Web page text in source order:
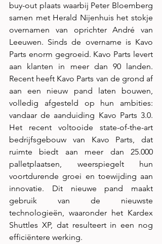
buy-out plaats waarbij Peter Bloemberg
samen met Herald Nijenhuis het stokje
overnamen van oprichter André van
Leeuwen. Sinds de overname is Kavo
Parts enorm gegroeid. Kavo Parts levert
aan klanten in meer dan 90 landen.
Recent heeft Kavo Parts van de grond af
aan een nieuw pand laten bouwen,
volledig afgesteld op hun ambities:
vandaar de aanduiding Kavo Parts 3.0.
Het recent voltooide state-of-the-art
bedrijfsgebouw van Kavo Parts, dat
ruimte biedt aan meer dan 25.000
palletplaatsen, weerspiegelt hun
voortdurende groei en toewijding aan
innovatie. Dit nieuwe pand maakt
gebruik van de nieuwste
technologieën, waaronder het Kardex
Shuttles XP, dat resulteert in een nog
efficiëntere werking.